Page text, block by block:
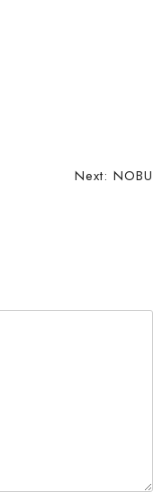
Next: NOBU